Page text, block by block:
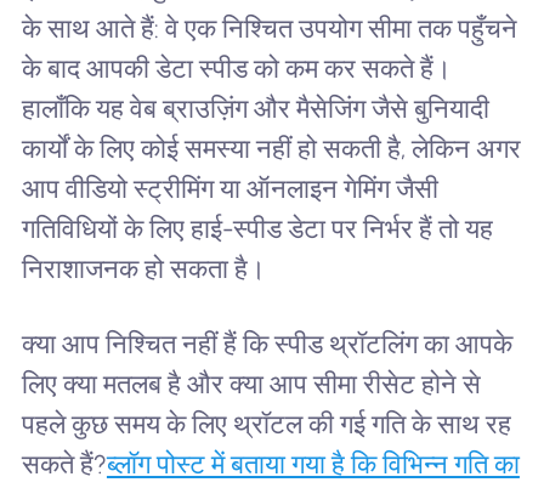
के साथ आते हैं: वे एक निश्चित उपयोग सीमा तक पहुँचने
के बाद आपकी डेटा स्पीड को कम कर सकते हैं।
हालाँकि यह वेब ब्राउज़िंग और मैसेजिंग जैसे बुनियादी
कार्यों के लिए कोई समस्या नहीं हो सकती है, लेकिन अगर
आप वीडियो स्ट्रीमिंग या ऑनलाइन गेमिंग जैसी
गतिविधियों के लिए हाई-स्पीड डेटा पर निर्भर हैं तो यह
निराशाजनक हो सकता है।
क्या आप निश्चित नहीं हैं कि स्पीड थ्रॉटलिंग का आपके
लिए क्या मतलब है और क्या आप सीमा रीसेट होने से
पहले कुछ समय के लिए थ्रॉटल की गई गति के साथ रह
सकते हैं?ब्लॉग पोस्ट में बताया गया है कि विभिन्न गति का